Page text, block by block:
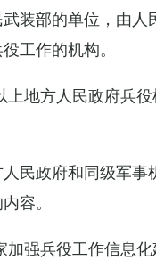
装部的单位，由
工作的机构。
上地方人民政府兵
民政府和同级军
容。
加强兵役工作信息